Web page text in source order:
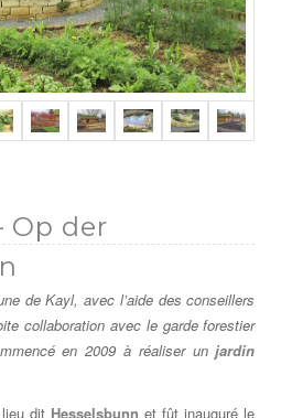
Op der
de Kayl, avec l’aide des conseillers
collaboration avec le garde forestier
en 2009 à réaliser unjardin
dit Hesselsbunn et fût inauguré le